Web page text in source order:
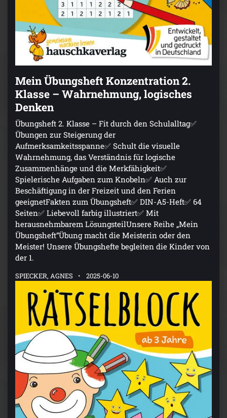
Mein Übungsheft Konzentration 2.
Klasse – Wahrnehmung, logisches
Denken
Übungsheft 2. Klasse – Fit durch den Schulalltag✅
Übungen zur Steigerung der
Aufmerksamkeitsspanne✅ Schult die visuelle
Wahrnehmung, das Verständnis für logische
Zusammenhänge und die Merkfähigkeit✅
Spielerische Aufgaben zum Knobeln✅ Auch zur
Beschäftigung in der Freizeit und den Ferien
geeignetFakten zum Übungsheft✅ DIN-A5-Heft✅ 64
Seiten✅ Liebevoll farbig illustriert✅ Mit
herausnehmbarem LösungsteilUnsere Reihe „Mein
Übungsheft“Übung macht die Meisterin oder den
Meister! Unsere Übungshefte begleiten die Kinder von
der 1.
SPIECKER, AGNES 2025-06-10